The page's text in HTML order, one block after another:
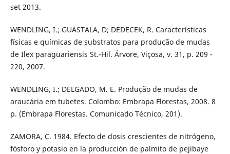
set 2013.
WENDLING, I.; GUASTALA, D; DEDECEK, R. Características
físicas e químicas de substratos para produção de mudas
de Ilex paraguariensis St.-Hil. Árvore, Viçosa, v. 31, p. 209 -
220, 2007.
WENDLING, I.; DELGADO, M. E. Produção de mudas de
araucária em tubetes. Colombo: Embrapa Florestas, 2008. 8
p. (Embrapa Florestas. Comunicado Técnico, 201).
ZAMORA, C. 1984. Efecto de dosis crescientes de nitrógeno,
fósforo y potasio en la producción de palmito de pejibaye